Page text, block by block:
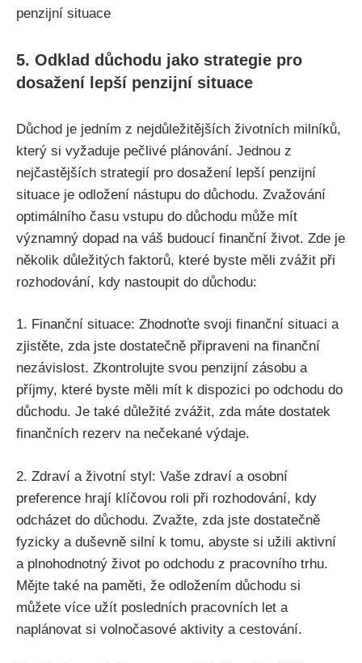
5. Odklad důchodu jako strategie pro
dosažení lepší penzijní situace
Důchod je jedním z nejdůležitějších životních milníků,
který si vyžaduje pečlivé plánování. Jednou z
nejčastějších strategií pro dosažení lepší penzijní
situace je odložení nástupu do důchodu. Zvažování
optimálního času vstupu do důchodu může mít
významný dopad na váš budoucí finanční život. Zde je
několik důležitých faktorů, které byste měli zvážit při
rozhodování, kdy nastoupit do důchodu:
1. Finanční situace: Zhodnoťte svoji finanční situaci a
zjistěte, zda jste dostatečně připraveni na finanční
nezávislost. Zkontrolujte svou penzijní zásobu a
příjmy, které byste měli mít k dispozici po odchodu do
důchodu. Je také důležité zvážit, zda máte dostatek
finančních rezerv na nečekané výdaje.
2. Zdraví a životní styl: Vaše zdraví a osobní
preference hrají klíčovou roli při rozhodování, kdy
odcházet do důchodu. Zvažte, zda jste dostatečně
fyzicky a duševně silní k tomu, abyste si užili aktivní
a plnohodnotný život po odchodu z pracovního trhu.
Mějte také na paměti, že odložením důchodu si
můžete více užít posledních pracovních let a
naplánovat si volnočasové aktivity a cestování.